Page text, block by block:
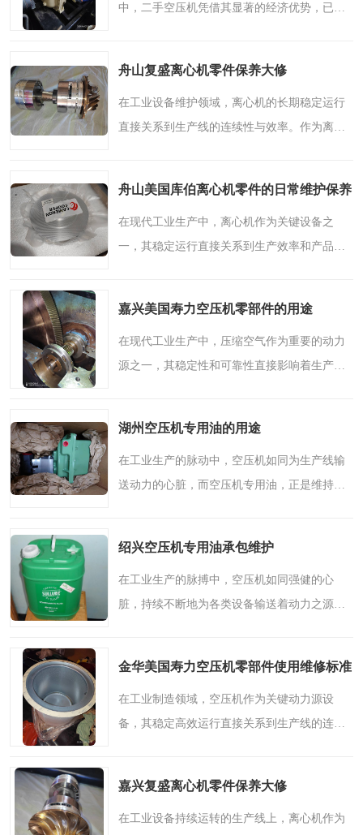
中，二手空压机凭借其显著的经济优势，已成
靠的二手设备，不仅..
舟山复盛离心机零件保养大修
在工业设备维护领域，离心机的长期稳定运行
直接关系到生产线的连续性与效率。作为离心
入探讨复盛离心机零..
舟山美国库伯离心机零件的日常维护保养
在现代工业生产中，离心机作为关键设备之
一，其稳定运行直接关系到生产效率和产品质
确保这些精密零件能够..
嘉兴美国寿力空压机零部件的用途
在现代工业生产中，压缩空气作为重要的动力
源之一，其稳定性和可靠性直接影响着生产流
要。在众多品牌中，美..
湖州空压机专用油的用途
在工业生产的脉动中，空压机如同为生产线输
送动力的心脏，而空压机专用油，正是维持这
专用油，是保障生..
绍兴空压机专用油承包维护
在工业生产的脉搏中，空压机如同强健的心
脏，持续不断地为各类设备输送着动力之源
却至关重要的物质：空压..
金华美国寿力空压机零部件使用维修标准
在工业制造领域，空压机作为关键动力源设
备，其稳定高效运行直接关系到生产线的连续
压机零部件凭借其卓越..
嘉兴复盛离心机零件保养大修
在工业设备持续运转的生产线上，离心机作为